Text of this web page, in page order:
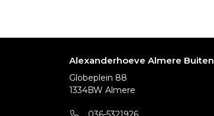
Alexanderhoeve Almere Buiten
Globeplein 88
1334BW Almere